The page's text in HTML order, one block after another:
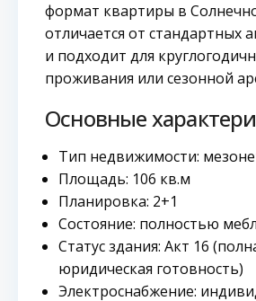
формат квартиры в
отличается от стандартных
и подходит для
проживания или сезонной
Основные
Тип недвижимости:
Площадь: 106 кв.м
Планировка: 2+1
Состояние: полностью
Статус здания: Акт 16
юридическая готовность)
Электроснабжение: